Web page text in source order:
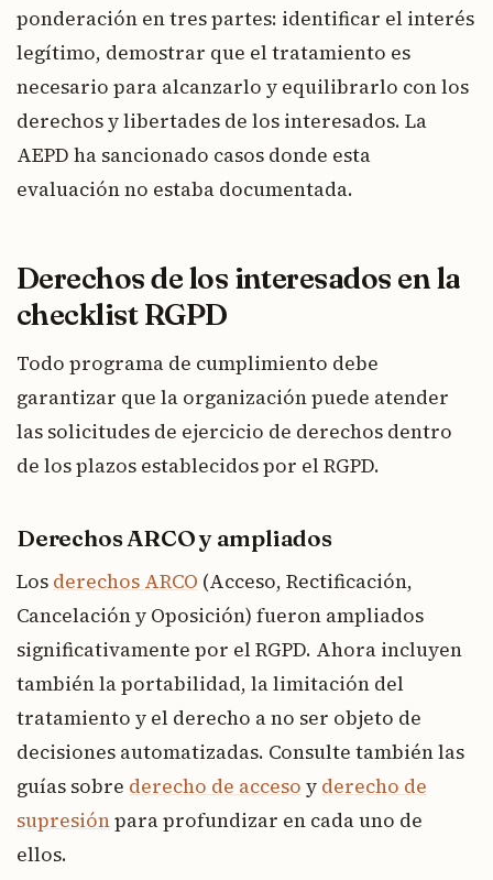
ponderación en tres partes: identificar el interés
legítimo, demostrar que el tratamiento es
necesario para alcanzarlo y equilibrarlo con los
derechos y libertades de los interesados. La
AEPD ha sancionado casos donde esta
evaluación no estaba documentada.
Derechos de los interesados en la
checklist RGPD
Todo programa de cumplimiento debe
garantizar que la organización puede atender
las solicitudes de ejercicio de derechos dentro
de los plazos establecidos por el RGPD.
Derechos ARCO y ampliados
Los derechos ARCO (Acceso, Rectificación,
Cancelación y Oposición) fueron ampliados
significativamente por el RGPD. Ahora incluyen
también la portabilidad, la limitación del
tratamiento y el derecho a no ser objeto de
decisiones automatizadas. Consulte también las
guías sobre derecho de acceso y derecho de
supresiónpara profundizar en cada uno de
ellos.